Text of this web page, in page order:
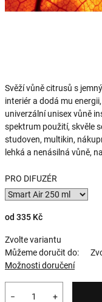
Svěží vůně citrusů s
interiér a dodá mu
univerzální unisex vůně
spektrum použití, skvěle
studoven, multikin,
lehká a nenásilná vůně,
PRO DIFUZÉR
od 335 Kč
Zvolte variantu
Můžeme doručit do:
Možnosti doručení
+
−